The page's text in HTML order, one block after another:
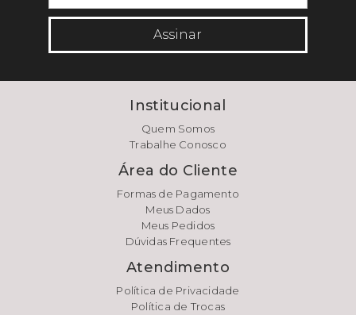
Assinar
Institucional
Quem Somos
Trabalhe Conosco
Área do Cliente
Formas de Pagamento
Meus Dados
Meus Pedidos
Dúvidas Frequentes
Atendimento
Política de Privacidade
Política de Trocas